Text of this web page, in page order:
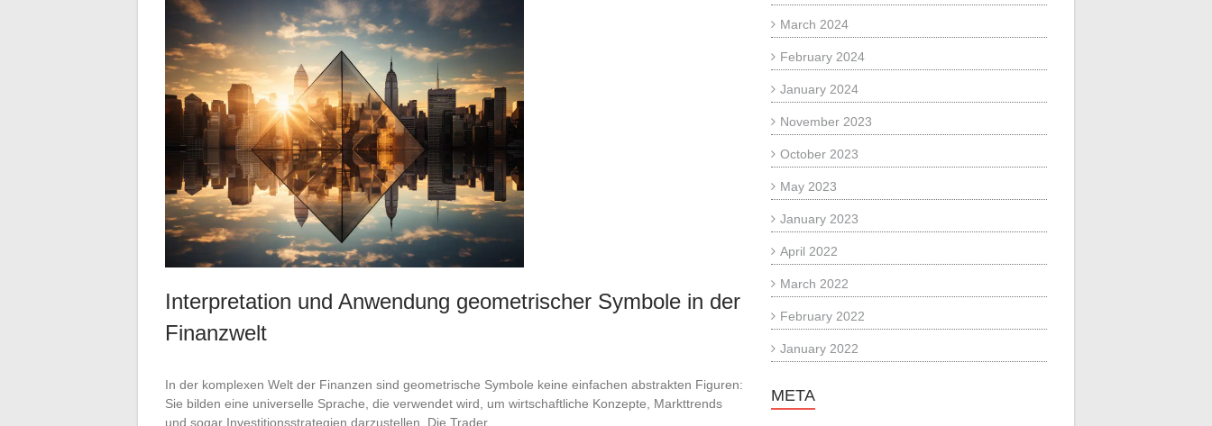
Interpretation und Anwendung geometrischer Symbole in der
Finanzwelt
In der komplexen Welt der Finanzen sind geometrische Symbole keine einfachen abstrakten Figuren:
Sie bilden eine universelle Sprache, die verwendet wird, um wirtschaftliche Konzepte, Markttrends
und sogar Investitionsstrategien darzustellen. Die Trader…
March 2024
February 2024
January 2024
November 2023
October 2023
May 2023
January 2023
April 2022
March 2022
February 2022
January 2022
META